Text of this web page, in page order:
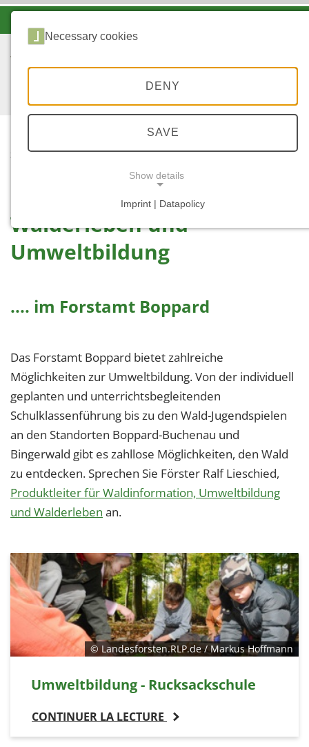
STARTSEITE
...
Walderleben und
Umweltbildung
.... im Forstamt Boppard
Das Forstamt Boppard bietet zahlreiche
Möglichkeiten zur Umweltbildung. Von der individuell
geplanten und unterrichtsbegleitenden
Schulklassenführung bis zu den Wald-Jugendspielen
an den Standorten Boppard-Buchenau und
Bingerwald gibt es zahllose Möglichkeiten, den Wald
zu entdecken. Sprechen Sie Förster Ralf Lieschied,
Produktleiter für Waldinformation, Umweltbildung
und Walderleben an.
© Landesforsten.RLP.de / Markus Hoffmann
Umweltbildung - Rucksackschule
CONTINUER LA LECTURE
Necessary cookies
DENY
SAVE
Show details
Imprint | Datapolicy